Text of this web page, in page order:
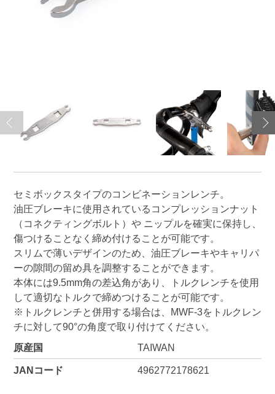
セミボックスタイプのコンビネーションレンチ。
油圧ブレーキに使用されているコンプレッションナット
（コネクティングボルト）や ニップルを確実に保持し、
傷つけることなく締め付けることが可能です。
スリムで薄いデザインのため、油圧ブレーキやキャリパ
ーの隙間の留め具を調整することができます。
本体には9.5mm角の差込角があり、トルクレンチを使用
して適切なトルクで締めつけることが可能です。
※トルクレンチと併用する場合は、MWF-3をトルクレン
チに対して90°の角度で取り付けてください。
原産国
TAIWAN
JANコード 4962772178621